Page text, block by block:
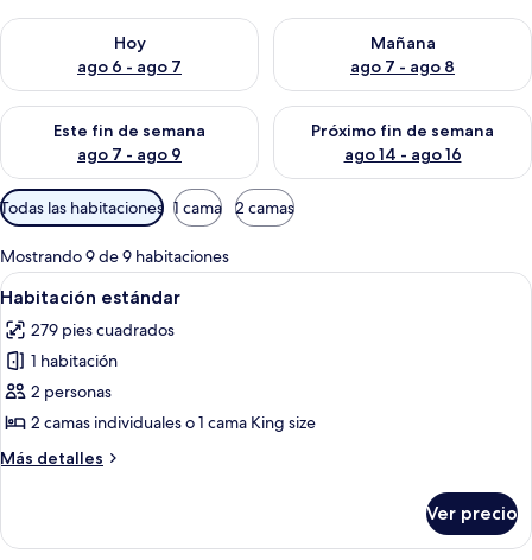
Hoy
ago 6 - ago 7
Consulta la disponibilidad para hoy ago 6 - ago 7
Mañana
ago 7 - ago 8
Consulta la disponibilidad
Este fin de semana
ago 7 - ago 9
Consulta la disponibilidad para este fin de semana ago 7 -
Próximo fin de semana
ago 14 - ago 16
Consulta la disponibilidad
Filtros
disponibles
para
las
habitaciones
Todas las habitaciones 1 cama 2 camas
Mostrando 9 de 9 habitaciones
Abrir
todas
las
fotos
de
Habitación
estándar
Una habitación de hotel moderna
8
Habitación estándar
279 pies cuadrados
1 habitación
2 personas
2 camas individuales o 1 cama King size
Más detalles
Más
estándar
Ver precio